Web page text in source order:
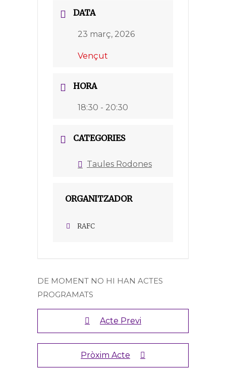
DATA
23 març, 2026
Vençut
HORA
18:30 - 20:30
CATEGORIES
Taules Rodones
ORGANITZADOR
RAFC
DE MOMENT NO HI HAN ACTES
PROGRAMATS
Acte Previ
Pròxim Acte